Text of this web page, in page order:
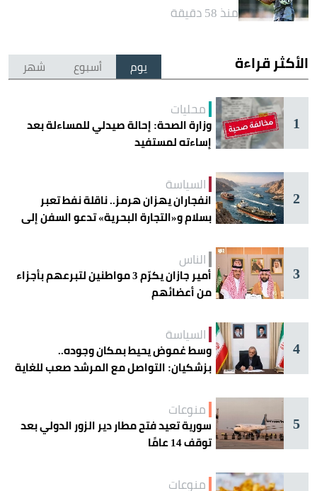
منذ 58 دقيقة
الأكثر قراءة يوم أسبوع شهر
1
محليات
وزارة الصحة: إحالة صيدلي للمساءلة بعد
إساءته لمستفيد
2
السياسة
انفجاران يهزان هرمز.. ناقلة نفط تعبر
بسلام و«التجارة البحرية» تدعو السفن إلى
3
الناس
أمير جازان يكرّم 3 مواطنين لتبرعهم بأجزاء
من أعضائهم
4
السياسة
وسط غموض يحيط بمكان وجوده..
بزشكيان: التواصل مع المرشد صعب للغاية
5
منوعات
سورية تعيد فتح مطار دير الزور الدولي بعد
توقف 14 عامًا
منوعات